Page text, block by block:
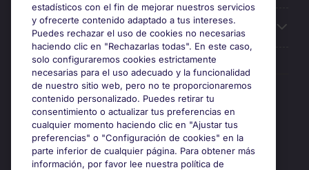
Sobre Michael Page
Premios y certificaciones
estadísticos con el fin de mejorar nuestros servicios
y ofrecerte contenido adaptado a tus intereses.
Puedes rechazar el uso de cookies no necesarias
haciendo clic en "Rechazarlas todas". En este caso,
solo configuraremos cookies estrictamente
necesarias para el uso adecuado y la funcionalidad
de nuestro sitio web, pero no te proporcionaremos
contenido personalizado. Puedes retirar tu
consentimiento o actualizar tus preferencias en
cualquier momento haciendo clic en "Ajustar tus
preferencias" o "Configuración de cookies" en la
parte inferior de cualquier página. Para obtener más
información, por favor lee nuestra política de